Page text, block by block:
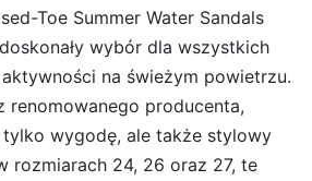
Toe Summer Water Sandals
wybór dla wszystkich
aktywności na świeżym powietrzu.
renomowanego producenta,
tylko wygodę, ale także stylowy
rozmiarach 24, 26 oraz 27, te